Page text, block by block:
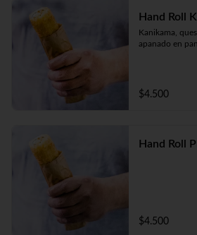
Hand Roll
Kanikama,
apanado en
$4.500
Hand Roll
$4.500